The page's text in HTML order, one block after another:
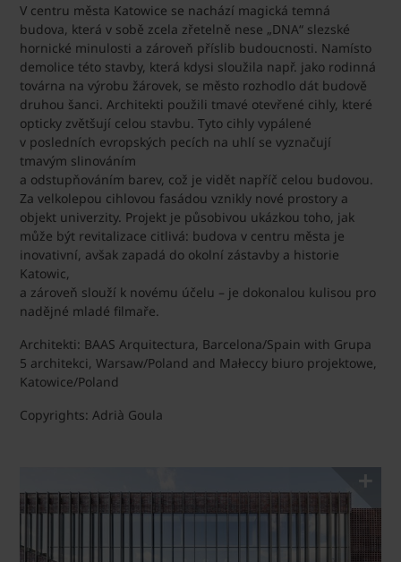
V centru města Katowice se nachází magická temná
budova, která v sobě zcela zřetelně nese „DNA“ slezské
hornické minulosti a zároveň příslib budoucnosti. Namísto
demolice této stavby, která kdysi sloužila např. jako rodinná
továrna na výrobu žárovek, se město rozhodlo dát budově
druhou šanci. Architekti použili tmavé otevřené cihly, které
opticky zvětšují celou stavbu. Tyto cihly vypálené
v posledních evropských pecích na uhlí se vyznačují
tmavým slinováním
a odstupňováním barev, což je vidět napříč celou budovou.
Za velkolepou cihlovou fasádou vznikly nové prostory a
objekt univerzity. Projekt je působivou ukázkou toho, jak
může být revitalizace citlivá: budova v centru města je
inovativní, avšak zapadá do okolní zástavby a historie
Katowic,
a zároveň slouží k novému účelu – je dokonalou kulisou pro
nadějné mladé filmaře.
Architekti: BAAS Arquitectura, Barcelona/Spain with Grupa
5 architekci, Warsaw/Poland and Małeccy biuro projektowe,
Katowice/Poland
Copyrights: Adrià Goula